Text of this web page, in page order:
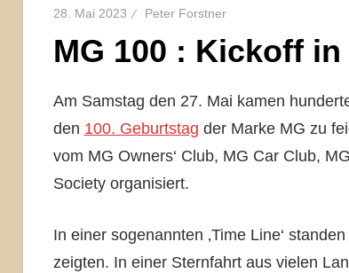
28. Mai 2023 Peter Forstner
MG 100 : Kickoff
Am Samstag den 27. Mai kamen
den 100. Geburtstag der Marke MG zu
vom MG Owners‘ Club, MG Car Club,
Society organisiert.
In einer sogenannten ‚Time Line‘
zeigten. In einer Sternfahrt aus vielen